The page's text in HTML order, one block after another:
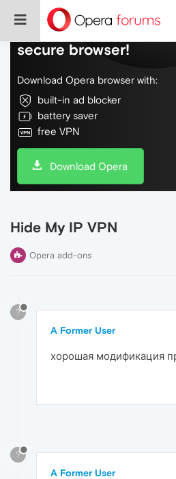
Do more on the web,
secure browser!
Download Opera browser with:
built-in ad blocker
battery saver
free VPN
Download Opera
Hide My IP VPN
Opera add-ons
?
A Former User
хорошая модификация
?
A Former User